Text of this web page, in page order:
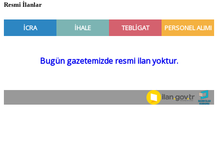
Resmî İlanlar